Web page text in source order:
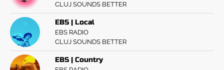
CLUJ SOUNDS BETTER
EBS | Local
EBS RADIO
CLUJ SOUNDS BETTER
EBS | Country